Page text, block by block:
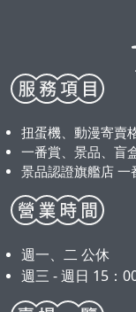
扭蛋機、動漫寄賣
一番賞、景品、盲
景品認證旗艦店 一
週一、二 公休
週三 - 週日 15：